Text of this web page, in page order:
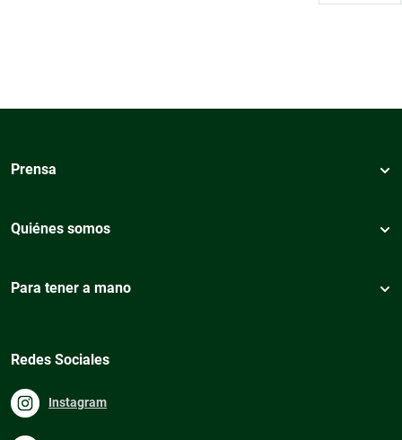
Prensa
Quiénes somos
Para tener a mano
Redes Sociales
Instagram